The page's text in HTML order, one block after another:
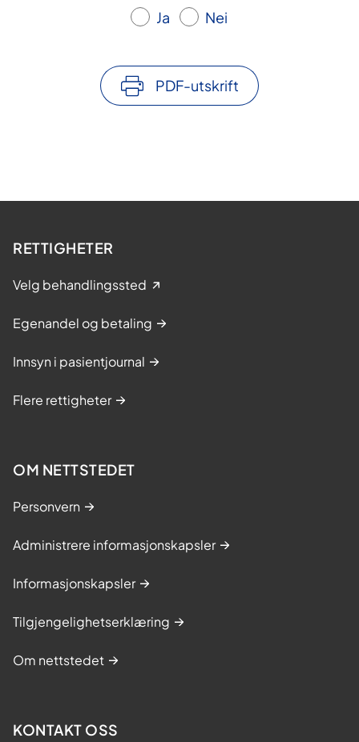
Ja Nei
PDF-utskrift
RETTIGHETER
Velg behandlingssted
Egenandel og betaling
Innsyn i pasientjournal
Flere rettigheter
OM NETTSTEDET
Personvern
Administrere informasjonskapsler
Informasjonskapsler
Tilgjengelighetserklæring
Om nettstedet
KONTAKT OSS